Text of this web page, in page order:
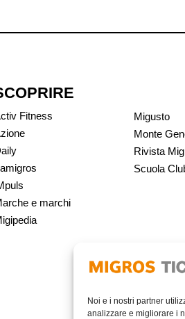
Noi e i nostri partner
analizzare e migliorare i
Fitness
e marchi
Migusto
Monte
Rivista
Scuola